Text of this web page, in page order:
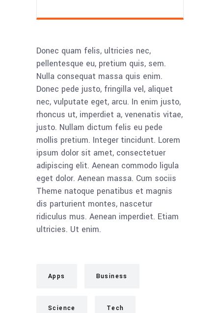
Donec quam felis, ultricies nec,
pellentesque eu, pretium quis, sem.
Nulla consequat massa quis enim.
Donec pede justo, fringilla vel, aliquet
nec, vulputate eget, arcu. In enim justo,
rhoncus ut, imperdiet a, venenatis vitae,
justo. Nullam dictum felis eu pede
mollis pretium. Integer tincidunt. Lorem
ipsum dolor sit amet, consectetuer
adipiscing elit. Aenean commodo ligula
eget dolor. Aenean massa. Cum sociis
Theme natoque penatibus et magnis
dis parturient montes, nascetur
ridiculus mus. Aenean imperdiet. Etiam
ultricies. Ut enim.
Apps Business
Science Tech